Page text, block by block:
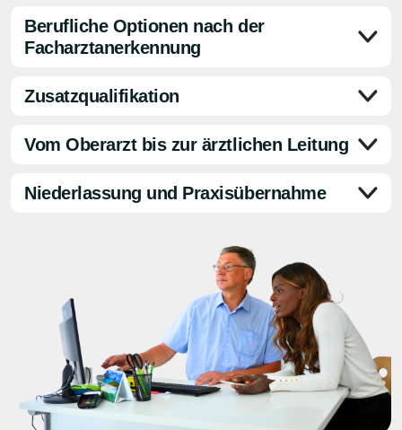
Berufliche Optionen nach der
Facharztanerkennung
Zusatzqualifikation
Vom Oberarzt bis zur ärztlichen Leitung
Niederlassung und Praxisübernahme